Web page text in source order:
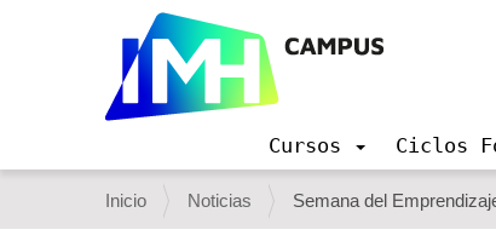
v
Cursos Ciclos
U
s
Inicio Noticias Semana del